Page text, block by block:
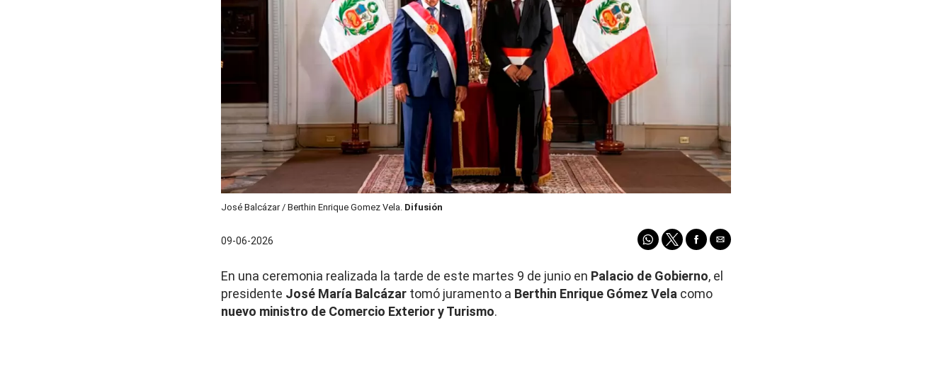
José Balcázar / Berthin Enrique Gomez Vela. Difusión
09-06-2026
En una ceremonia realizada la tarde de este martes 9 de junio en Palacio de Gobierno, el
presidente José María Balcázar tomó juramento a Berthin Enrique Gómez Vela como
nuevo ministro de Comercio Exterior y Turismo.